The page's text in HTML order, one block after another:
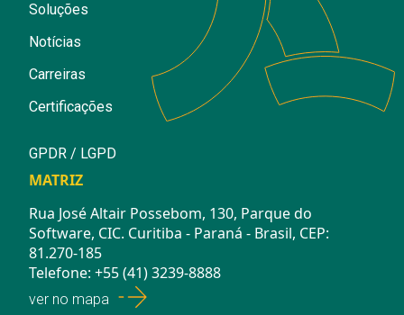
Soluções
Notícias
Carreiras
Certificações
GPDR / LGPD
MATRIZ
Rua José Altair Possebom, 130, Parque do
Software, CIC. Curitiba - Paraná - Brasil, CEP:
81.270-185
Telefone: +55 (41) 3239-8888
ver no mapa